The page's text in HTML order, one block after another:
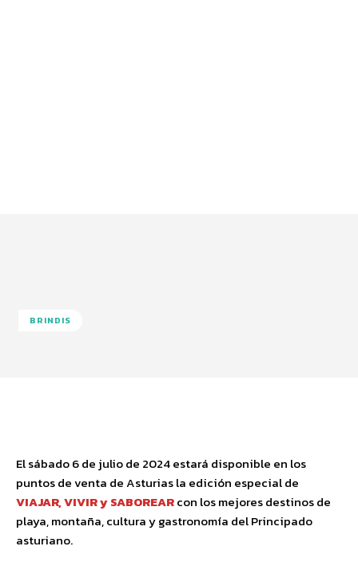
BRINDIS
El sábado 6 de julio de 2024 estará disponible en los
puntos de venta de Asturias la edición especial de
VIAJAR, VIVIR y SABOREARcon los mejores destinos de
playa, montaña, cultura y gastronomía del Principado
asturiano.